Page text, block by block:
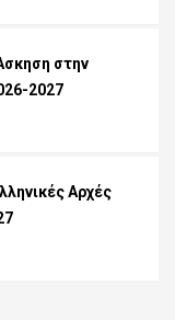
στην
2027
Αρχές